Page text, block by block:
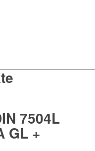
7504L
GL +